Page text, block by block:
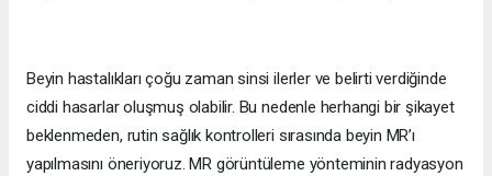
Beyin hastalıkları çoğu zaman sinsi ilerler ve belirti verdiğinde
ciddi hasarlar oluşmuş olabilir. Bu nedenle herhangi bir şikayet
beklenmeden, rutin sağlık kontrolleri sırasında beyin MR’ı
yapılmasını öneriyoruz. MR görüntüleme yönteminin radyasyon